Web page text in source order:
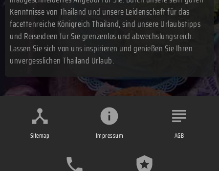
Kenntnisse von Thailand und unsere Leidenschaft für das
facettenreiche Königreich Thailand, sind unsere Urlaubstipps
und Reiseideen für Sie grenzenlos und abwechslungsreich.
Lassen Sie sich von uns inspirieren und genießen Sie Ihren
unvergesslichen Thailand Urlaub.
Sitemap Impressum AGB